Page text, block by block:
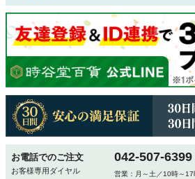
お電話でのご注文
お客様専用ダイヤル
042-507-6399
営業：月～土／10時～